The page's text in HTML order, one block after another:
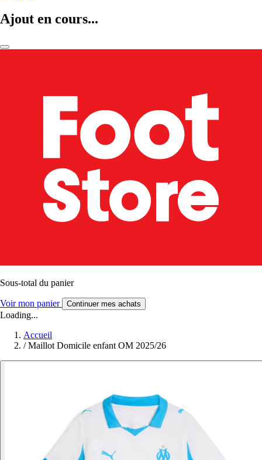
Ajout en cours...
Sous-total du panier
Voir mon panier Continuer mes achats
Loading...
Accueil
/ Maillot Domicile enfant OM 2025/26